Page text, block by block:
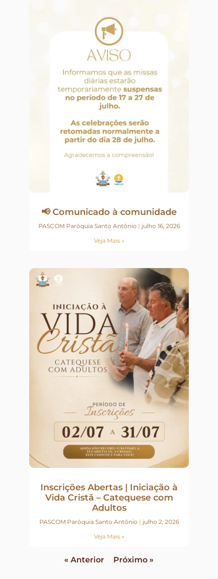
📢 Comunicado à comunidade
PASCOM Paróquia Santo Antônio
julho 16, 2026
Veja Mais »
Inscrições Abertas | Iniciação à
Vida Cristã – Catequese com
Adultos
PASCOM Paróquia Santo Antônio
julho 2, 2026
Veja Mais »
« Anterior Próximo »